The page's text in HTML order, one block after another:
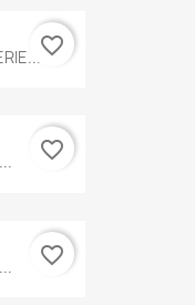
favorite_border
favorite_border
favorite_border